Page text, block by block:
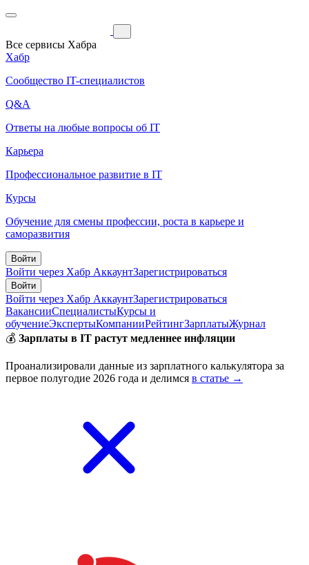
Все сервисы Хабра
Хабр
Сообщество IT-специалистов
Q&A
Ответы на любые вопросы об IT
Карьера
Профессиональное развитие в IT
Курсы
Обучение для смены профессии, роста в карьере и
саморазвития
Войти
Войти через Хабр АккаунтЗарегистрироваться
Войти
Войти через Хабр АккаунтЗарегистрироваться
ВакансииСпециалистыКурсы и
обучениеЭкспертыКомпанииРейтингЗарплатыЖурнал
💰 Зарплаты в IT растут медленнее инфляции
Проанализировали данные из зарплатного калькулятора за
первое полугодие 2026 года и делимся в статье →